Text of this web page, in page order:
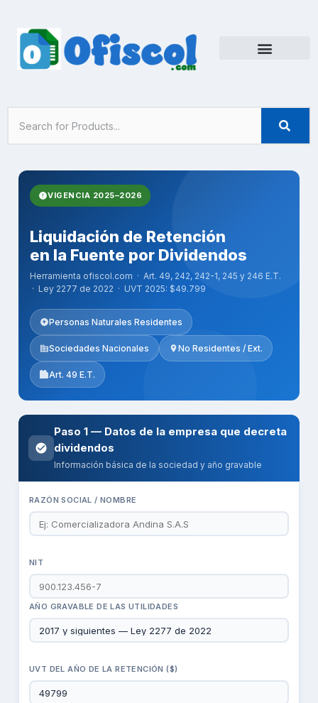
contenido
VIGENCIA 2025–2026
Liquidación de Retención
en la Fuente por Dividendos
Herramienta ofiscol.com · Art. 49, 242, 242-1, 245 y 246 E.T.
· Ley 2277 de 2022 · UVT 2025: $49.799
Personas Naturales Residentes
Sociedades Nacionales No Residentes / Ext.
Art. 49 E.T.
Paso 1 — Datos de la empresa que decreta
dividendos
Información básica de la sociedad y año gravable
RAZÓN SOCIAL / NOMBRE
NIT
AÑO GRAVABLE DE LAS UTILIDADES
UVT DEL AÑO DE LA RETENCIÓN ($)